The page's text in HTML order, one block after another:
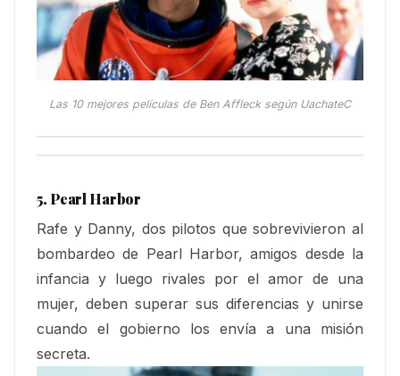
Las 10 mejores películas de Ben Affleck según UachateC
5. Pearl Harbor
Rafe y Danny, dos pilotos que sobrevivieron al
bombardeo de Pearl Harbor, amigos desde la
infancia y luego rivales por el amor de una
mujer, deben superar sus diferencias y unirse
cuando el gobierno los envía a una misión
secreta.